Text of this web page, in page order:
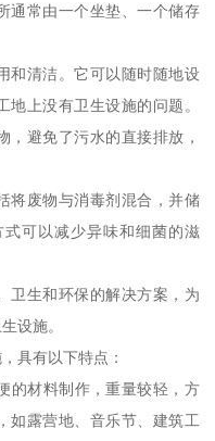
通常由一个坐垫、一个储存
和清洁。它可以随时随地设
上没有卫生设施的问题。
，避免了污水的直接排放，
将废物与消毒剂混合，并储
可以减少异味和细菌的滋
卫生和环保的解决方案，为
设施。
具有以下特点：
的材料制作，重量较轻，方
如露营地、音乐节、建筑工